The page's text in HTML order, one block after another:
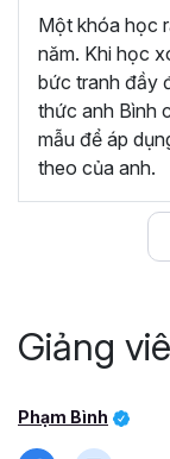
Một khóa học
năm. Khi học
bức tranh đầy
thức anh Bình
mẫu để áp
theo của anh.
Giảng
Phạm Bình